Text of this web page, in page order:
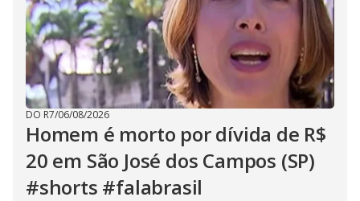
DO R7/06/08/2026
Homem é morto por dívida de R$
20 em São José dos Campos (SP)
#shorts #falabrasil